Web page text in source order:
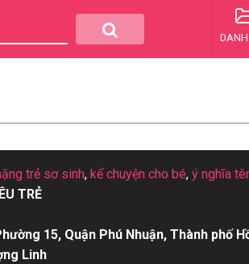
trẻ sơ sinh, kể chuyện cho bé, ý nghĩa
TRẺ
15, Quận Phú Nhuận, Thành phố
Linh